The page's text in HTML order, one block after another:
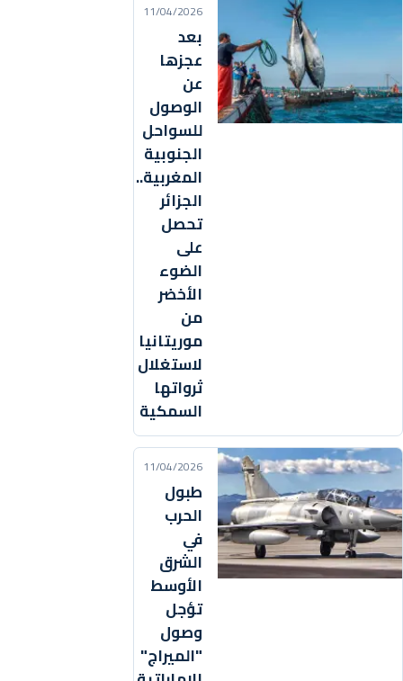
11/04/2026
بعد
عجزها
عن
الوصول
للسواحل
الجنوبية
المغربية..
الجزائر
تحصل
على
الضوء
الأخضر
من
موريتانيا
لاستغلال
ثرواتها
السمكية
11/04/2026
طبول
الحرب
في
الشرق
الأوسط
تؤجل
وصول
"الميراج"